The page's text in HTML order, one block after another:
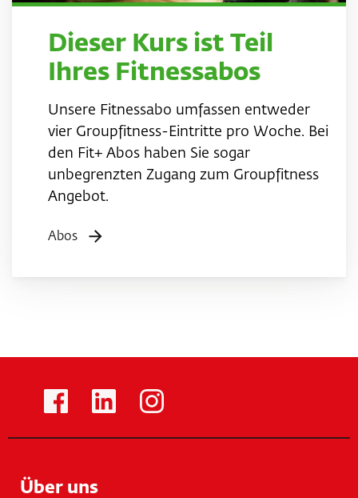
Dieser Kurs ist Teil
Ihres Fitnessabos
Unsere Fitnessabo umfassen entweder
vier Groupfitness-Eintritte pro Woche. Bei
den Fit+ Abos haben Sie sogar
unbegrenzten Zugang zum Groupfitness
Angebot.
Abos
Über uns